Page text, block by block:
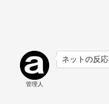
管理人
ネットの反応